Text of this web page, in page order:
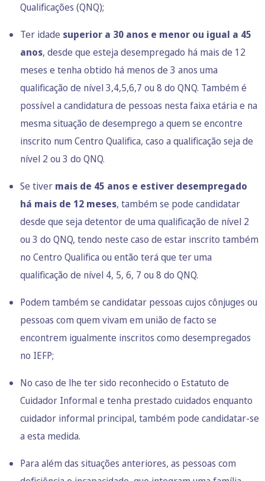
Qualificações (QNQ);
Ter idade superior a 30 anos e menor ou igual a 45
anos, desde que esteja desempregado há mais de 12
meses e tenha obtido há menos de 3 anos uma
qualificação de nível 3,4,5,6,7 ou 8 do QNQ. Também é
possível a candidatura de pessoas nesta faixa etária e na
mesma situação de desemprego a quem se encontre
inscrito num Centro Qualifica, caso a qualificação seja de
nível 2 ou 3 do QNQ.
Se tiver mais de 45 anos e estiver desempregado
há mais de 12 meses, também se pode candidatar
desde que seja detentor de uma qualificação de nível 2
ou 3 do QNQ, tendo neste caso de estar inscrito também
no Centro Qualifica ou então terá que ter uma
qualificação de nível 4, 5, 6, 7 ou 8 do QNQ.
Podem também se candidatar pessoas cujos cônjuges ou
pessoas com quem vivam em união de facto se
encontrem igualmente inscritos como desempregados
no IEFP;
No caso de lhe ter sido reconhecido o Estatuto de
Cuidador Informal e tenha prestado cuidados enquanto
cuidador informal principal, também pode candidatar-se
a esta medida.
Para além das situações anteriores, as pessoas com